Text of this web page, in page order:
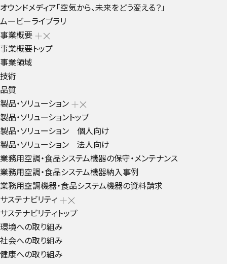
オウンドメディア「空気から、未来をどう変える？」
ムービーライブラリ
事業概要
事業概要トップ
事業領域
技術
品質
製品・ソリューション
製品・ソリューショントップ
製品・ソリューション 個人向け
製品・ソリューション 法人向け
業務用空調・食品システム機器の保守・メンテナンス
業務用空調・食品システム機器納入事例
業務用空調機器・食品システム機器の資料請求
サステナビリティ
サステナビリティトップ
環境への取り組み
社会への取り組み
健康への取り組み